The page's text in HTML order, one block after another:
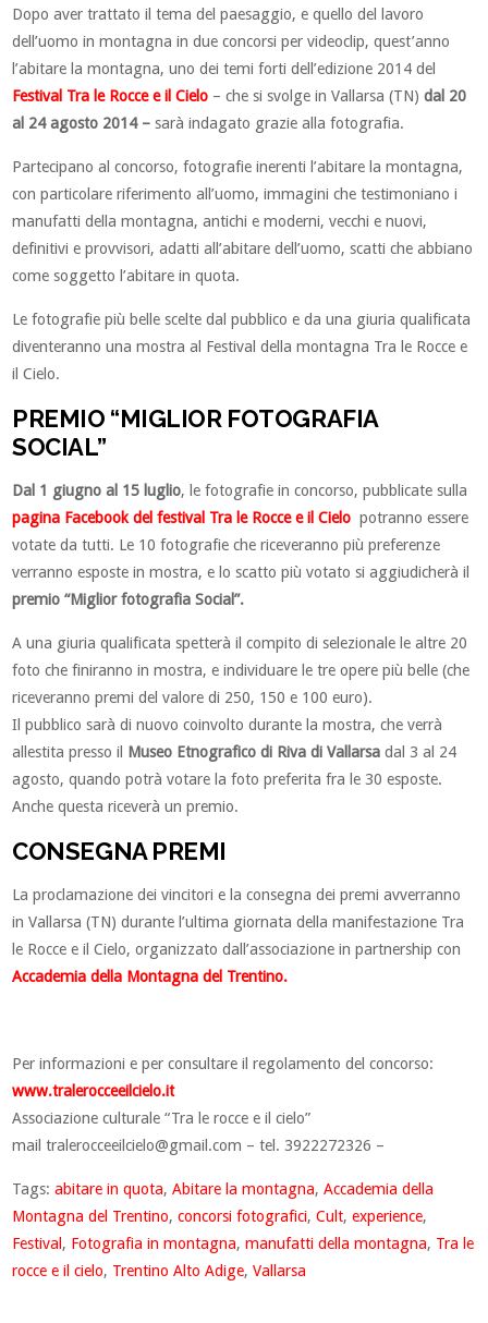
Dopo aver trattato il tema del paesaggio, e quello del lavoro
dell’uomo in montagna in due concorsi per videoclip, quest’anno
l’abitare la montagna, uno dei temi forti dell’edizione 2014 del
Festival Tra le Rocce e il Cielo – che si svolge in Vallarsa (TN)dal 20
al 24 agosto 2014 – sarà indagato grazie alla fotografia.
Partecipano al concorso, fotografie inerenti l’abitare la montagna,
con particolare riferimento all’uomo, immagini che testimoniano i
manufatti della montagna, antichi e moderni, vecchi e nuovi,
definitivi e provvisori, adatti all’abitare dell’uomo, scatti che abbiano
come soggetto l’abitare in quota.
Le fotografie più belle scelte dal pubblico e da una giuria qualificata
diventeranno una mostra al Festival della montagna Tra le Rocce e
il Cielo.
PREMIO “MIGLIOR FOTOGRAFIA
SOCIAL”
Dal 1 giugno al 15 luglio, le fotografie in concorso, pubblicate sulla
pagina Facebook del festival Tra le Rocce e il Cielo potranno essere
votate da tutti. Le 10 fotografie che riceveranno più preferenze
verranno esposte in mostra, e lo scatto più votato si aggiudicherà il
premio “Miglior fotografia Social”.
A una giuria qualificata spetterà il compito di selezionale le altre 20
foto che finiranno in mostra, e individuare le tre opere più belle (che
riceveranno premi del valore di 250, 150 e 100 euro).
Il pubblico sarà di nuovo coinvolto durante la mostra, che verrà
allestita presso il
Museo Etnografico di Riva di Vallarsa dal 3 al 24
agosto, quando potrà votare la foto preferita fra le 30 esposte.
Anche questa riceverà un premio.
CONSEGNA PREMI
La proclamazione dei vincitori e la consegna dei premi avverranno
in Vallarsa (TN) durante l’ultima giornata della manifestazione Tra
le Rocce e il Cielo, organizzato dall’associazione in partnership con
Accademia della Montagna del Trentino.
Per informazioni e per consultare il regolamento del concorso:
www.tralerocceeilcielo.it
Associazione culturale “Tra le rocce e il cielo”
mailtralerocceeilcielo@gmail.com – tel. 3922272326 –
Tags:abitare in quota,Abitare la montagna,Accademia della
Montagna del Trentino,concorsi fotografici,Cult,experience,
Festival , Fotografia in montagna,manufatti della montagna, Tra le
rocce e il cielo, Trentino Alto Adige,Vallarsa